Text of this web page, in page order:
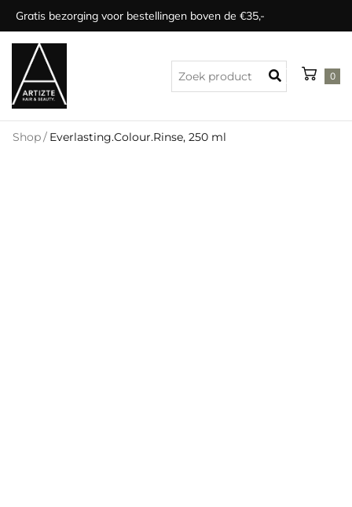
Gratis bezorging voor bestellingen boven de €35,-
0
Shop/ Everlasting.Colour.Rinse, 250 ml